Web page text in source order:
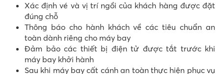
Xác định vé và vị trí ngồi của khách hàng được đặt
đúng chỗ
Thông báo cho hành khách về các tiêu chuẩn an
toàn dành riêng cho máy bay
Đảm bảo các thiết bị điện tử được tắt trước khi
máy bay khởi hành
Sau khi máy bay cất cánh an toàn thực hiện phục vụ